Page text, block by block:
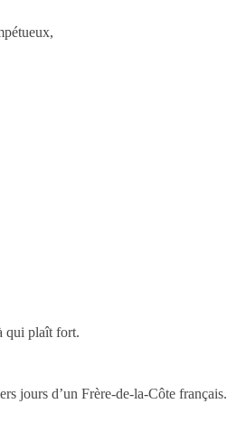
qui plaît fort.
jours d’un Frère-de-la-Côte français.